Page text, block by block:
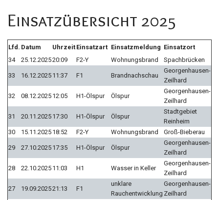
Einsatzübersicht 2025
Lfd. Datum Uhrzeit Einsatzart Einsatzmeldung Einsatzort
34
25.12.202520:09 F2-Y Wohnungsbrand Spachbrücken
33 16.12.2025 11:37 F1 Brandnachschau
Georgenhausen-
Zeilhard
32 08.12.2025 12:05 H1-Ölspur Ölspur
Georgenhausen-
Zeilhard
31 20.11.2025 17:30 H1-Ölspur Ölspur
Stadtgebiet
Reinheim
30
15.11.2025 18:52 F2-Y Wohnungsbrand Groß-Bieberau
29 27.10.2025 17:35 H1-Ölspur Ölspur
Georgenhausen-
Zeilhard
28 22.10.2025 11:03 H1 Wasser in Keller
Georgenhausen-
Zeilhard
27 19.09.202521:13 F1
unklare
Rauchentwicklung
Georgenhausen-
Zeilhard